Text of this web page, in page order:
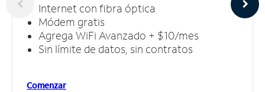
Internet con fibra óptica
Módem gratis
Agrega WiFi Avanzado + $10/mes
Sin límite de datos, sin contratos
Comenzar